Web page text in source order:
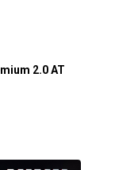
2.0 AT